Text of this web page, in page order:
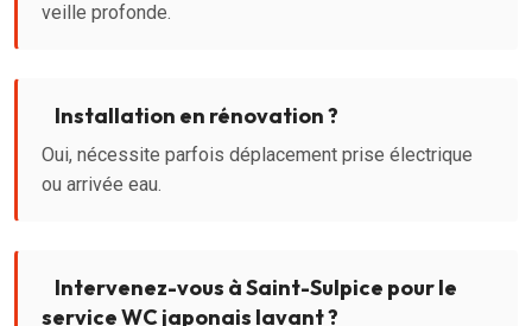
veille profonde.
Installation en rénovation ?
Oui, nécessite parfois déplacement prise électrique
ou arrivée eau.
Intervenez-vous à Saint-Sulpice pour le
service WC japonais lavant ?